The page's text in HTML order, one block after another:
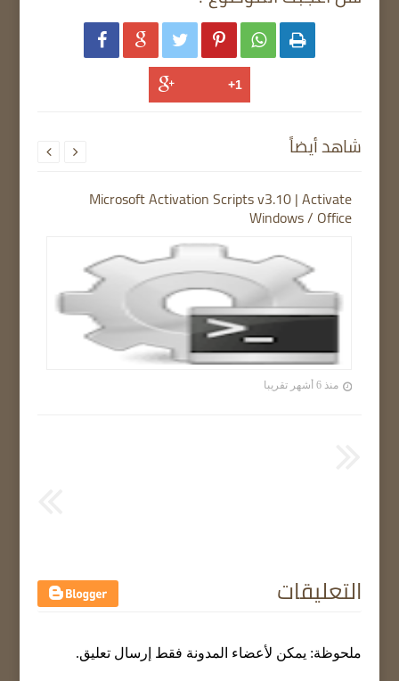
     
شاهد أيضاً
Microsoft Activation Scripts v3.10 | Activate
Windows / Office
منذ 6 أشهر تقريبا
 
التعليقات
ملحوظة: يمكن لأعضاء المدونة فقط إرسال تعليق.